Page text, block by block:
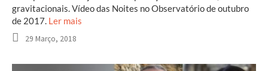
gravitacionais. Vídeo das Noites no Observatório de outubro
de 2017. Ler mais
29 Março, 2018